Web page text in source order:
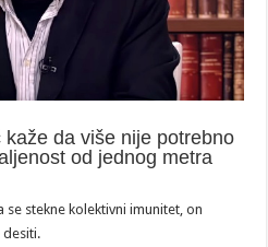
da više nije potrebno
od jednog metra
stekne kolektivni imunitet, on
desiti.